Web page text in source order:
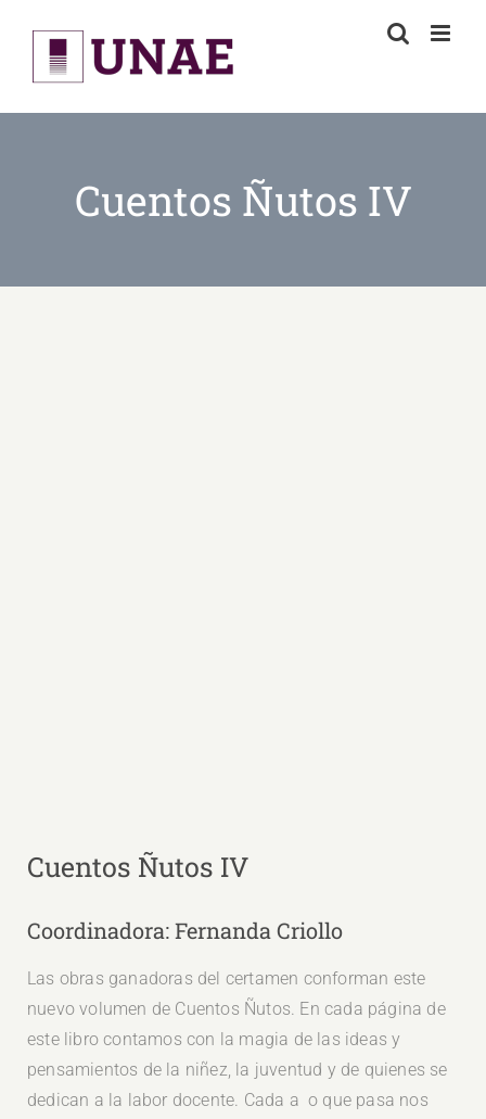
content
Cuentos Ñutos IV
Cuentos Ñutos IV
Coordinadora: Fernanda Criollo
Las obras ganadoras del certamen conforman este
nuevo volumen de Cuentos Ñutos. En cada página de
este libro contamos con la magia de las ideas y
pensamientos de la niñez, la juventud y de quienes se
dedican a la labor docente. Cada a o que pasa nos